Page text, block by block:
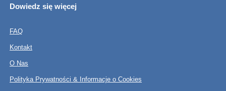
Dowiedz się więcej
FAQ
Kontakt
O Nas
Polityka Prywatności & Informacje o Cookies